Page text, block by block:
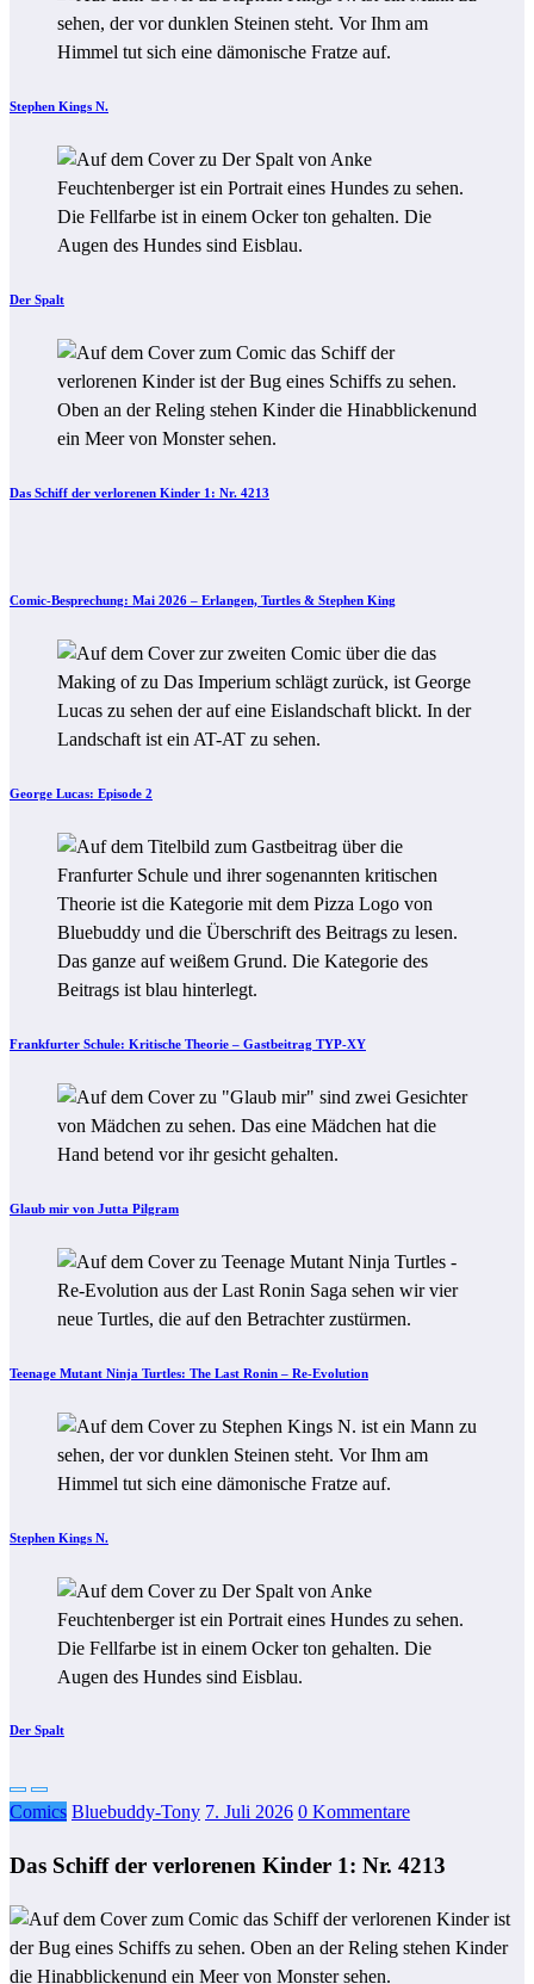
Stephen Kings N.
Der Spalt
Das Schiff der verlorenen Kinder 1: Nr. 4213
Comic-Besprechung: Mai 2026 – Erlangen, Turtles & Stephen King
George Lucas: Episode 2
Frankfurter Schule: Kritische Theorie – Gastbeitrag TYP-XY
Glaub mir von Jutta Pilgram
Teenage Mutant Ninja Turtles: The Last Ronin – Re-Evolution
Stephen Kings N.
Der Spalt
Comics Bluebuddy-Tony 7. Juli 2026 0 Kommentare
Das Schiff der verlorenen Kinder 1: Nr. 4213